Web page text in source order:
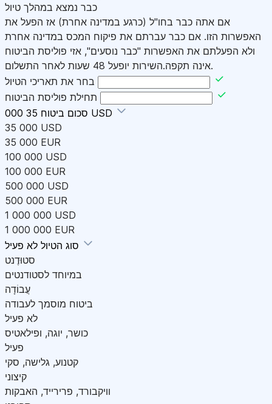
כבר נמצא במהלך טיול
אם אתה כבר בחו"ל (כרגע במדינה אחרת) אז הפעל את
האפשרות הזו. אם כבר עברתם את פיקוח המכס במדינה אחרת
ולא הפעלתם את האפשרות "כבר נוסעים", אזי פוליסת הביטוח
אינה תקפה.השירות יופעל 48 שעות לאחר התשלום.
בחר את תאריכי הטיול
תחילת פוליסת הביטוח
סכום ביטוח 35 000 USD
35 000 USD
35 000 EUR
100 000 USD
100 000 EUR
500 000 USD
500 000 EUR
1 000 000 USD
1 000 000 EUR
סוג הטיול
סטוּדֶנט
במיוחד לסטודנטים
עֲבוֹדָה
ביטוח מוסמך לעבודה
לא פעיל
כושר, יוגה, ופילאטיס
פעיל
קטנוע, גלישה, סקי
קיצוני
וויקבורד, פרירייד, האבקות